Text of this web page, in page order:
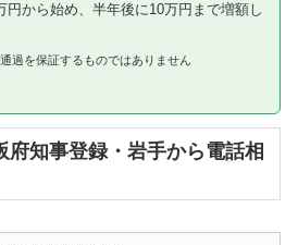
円から始め、半年後に10万円まで増額し
過を保証するものではありません
知事登録・岩手から電話相